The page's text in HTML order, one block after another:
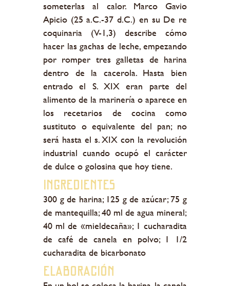
someterlas al calor. Marco Gavio
Apicio (25 a.C.-37 d.C.) en su De re
coquinaria (V-1,3) describe cómo
hacer las gachas de leche, empezando
por romper tres galletas de harina
dentro de la cacerola. Hasta bien
entrado el S. XIX eran parte del
alimento de la marinería o aparece en
los recetarios de cocina como
sustituto o equivalente del pan; no
será hasta el s. XIX con la revolución
industrial cuando ocupó el carácter
de dulce o golosina que hoy tiene.
Ingredientes
300 g de harina; 125 g de azúcar; 75 g
de mantequilla; 40 ml de agua mineral;
40 ml de «mieldecaña»; 1 cucharadita
de café de canela en polvo; 1 1/2
cucharadita de bicarbonato
Elaboración